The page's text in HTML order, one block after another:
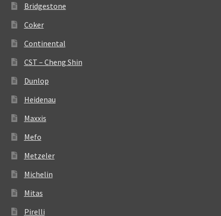
Bridgestone
Coker
Continental
CST – Cheng Shin
Dunlop
Heidenau
Maxxis
Mefo
Metzeler
Michelin
Mitas
Pirelli